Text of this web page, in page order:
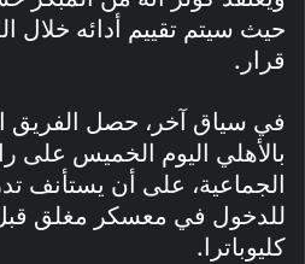
حيث سيتم تقييم أدائه خلال
قرار.
في سياق آخر، حصل الفريق
بالأهلي اليوم الخميس على
الجماعية، على أن يستأنف
للدخول في معسكر مغلق
كليوباترا.